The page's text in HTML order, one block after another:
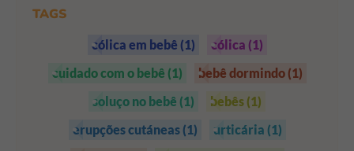
TAGS
cólica em bebê (1) cólica (1)
cuidado com o bebê (1) bebê dormindo (1)
soluço no bebê (1) bebês (1)
erupções cutáneas (1) urticária (1)